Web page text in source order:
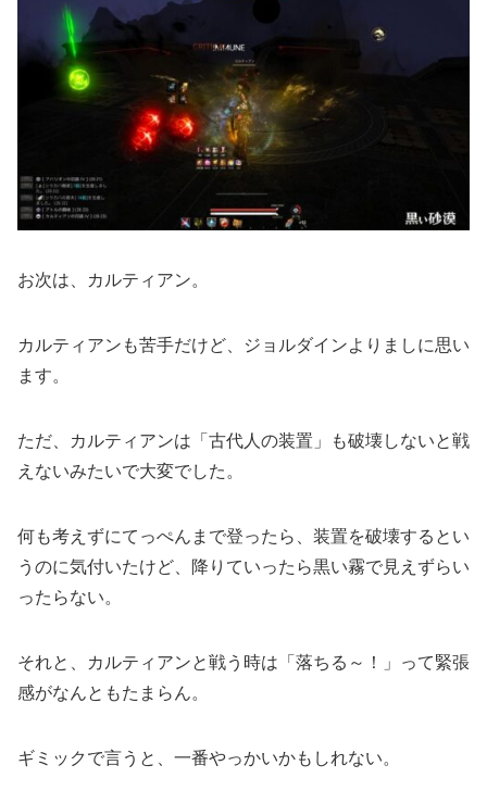
お次は、カルティアン。
カルティアンも苦手だけど、ジョルダインよりましに思い
ます。
ただ、カルティアンは「古代人の装置」も破壊しないと戦
えないみたいで大変でした。
何も考えずにてっぺんまで登ったら、装置を破壊するとい
うのに気付いたけど、降りていったら黒い霧で見えずらい
ったらない。
それと、カルティアンと戦う時は「落ちる～！」って緊張
感がなんともたまらん。
ギミックで言うと、一番やっかいかもしれない。